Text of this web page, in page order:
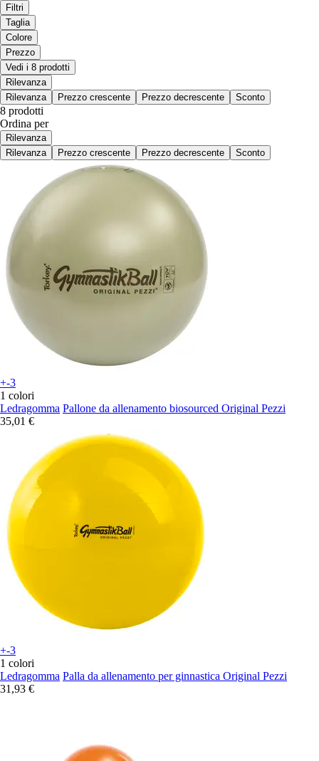
Filtri
Taglia
Colore
Prezzo
Vedi i 8 prodotti
Rilevanza
Rilevanza
Prezzo crescente Prezzo decrescente Sconto
8 prodotti
Ordina per
Rilevanza
Rilevanza
Prezzo crescente Prezzo decrescente Sconto
+-3
1 colori
Ledragomma Pallone da allenamento biosourced Original Pezzi
35,01 €
+-3
1 colori
Ledragomma Palla da allenamento per ginnastica Original Pezzi
31,93 €